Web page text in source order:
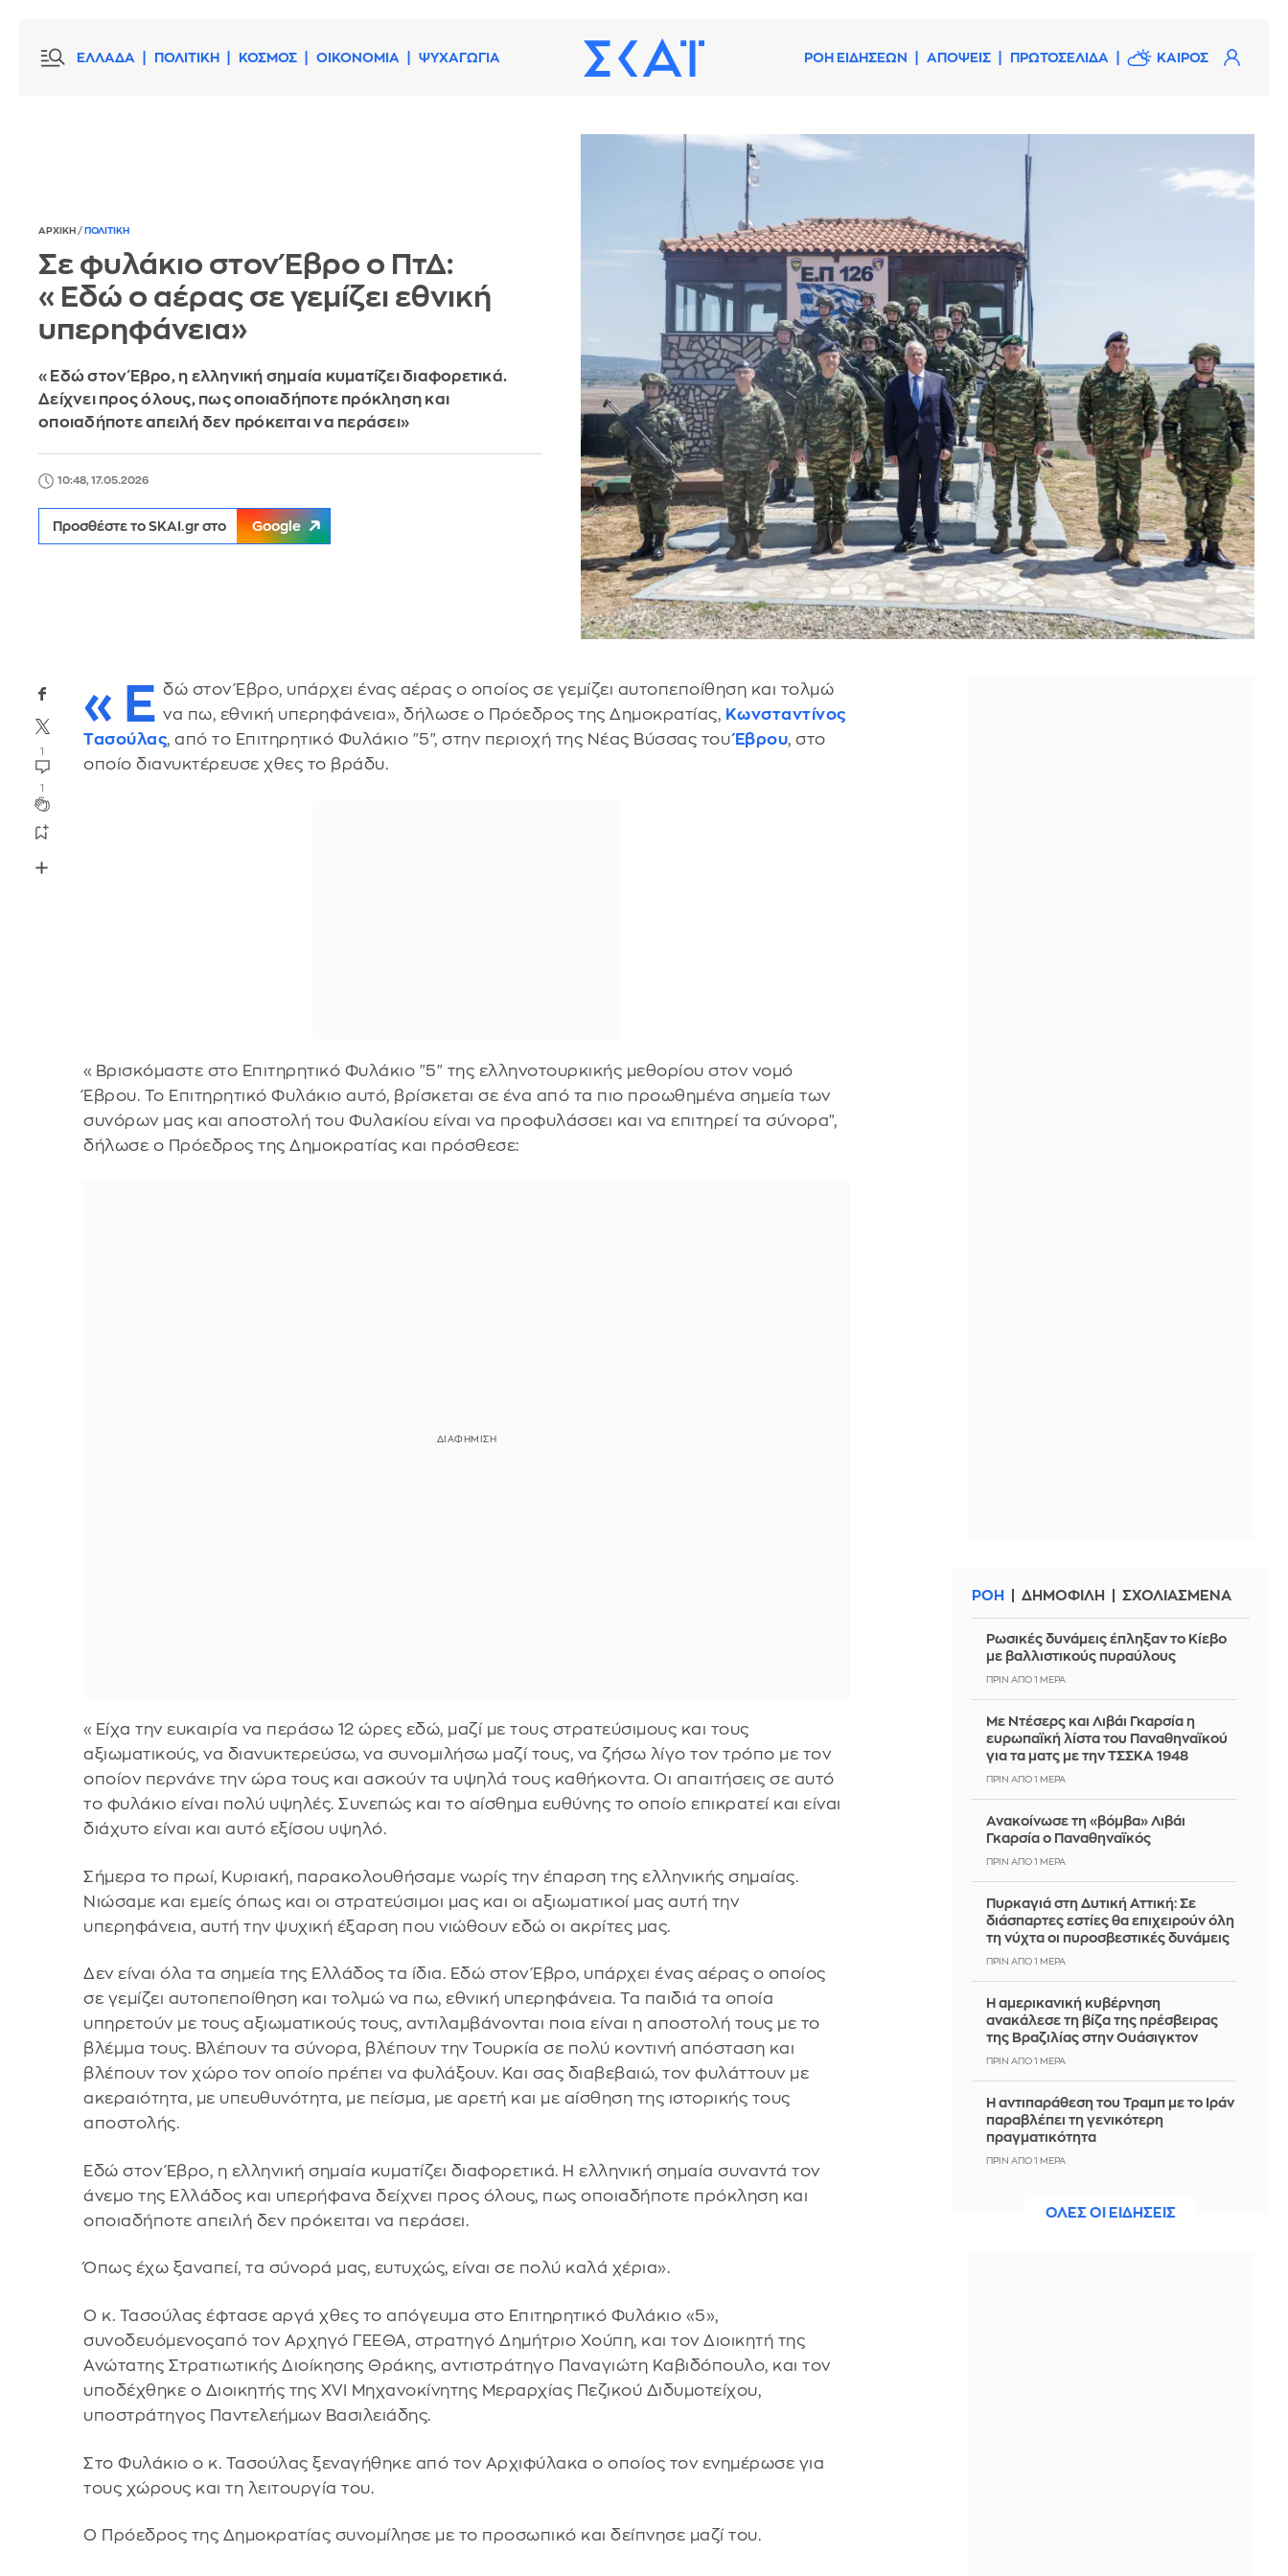
ΕΛΛΑΔΑ ΠΟΛΙΤΙΚΗ ΚΟΣΜΟΣ ΟΙΚΟΝΟΜΙΑ ΨΥΧΑΓΩΓΙΑ ΡΟΗ ΕΙΔΗΣΕΩΝ ΑΠΟΨΕΙΣ ΠΡΩΤΟΣΕΛΙΔΑ ΚΑΙΡΟΣ
ΑΡΧΙΚΗ / ΠΟΛΙΤΙΚΗ
Σε φυλάκιο στον Έβρο ο ΠτΔ:
«Εδώ ο αέρας σε γεμίζει εθνική
υπερηφάνεια»
«Εδώ στον Έβρο, η ελληνική σημαία κυματίζει διαφορετικά.
Δείχνει προς όλους, πως οποιαδήποτε πρόκληση και
οποιαδήποτε απειλή δεν πρόκειται να περάσει»
10:48, 17.05.2026
Προσθέστε το SKAI.gr στο Google
1
1
«Ε δώ στον Έβρο, υπάρχει ένας αέρας ο οποίος σε γεμίζει αυτοπεποίθηση και τολμώ
να πω, εθνική υπερηφάνεια», δήλωσε ο Πρόεδρος της Δημοκρατίας, Κωνσταντίνος
Τασούλας, από το Επιτηρητικό Φυλάκιο "5", στην περιοχή της Νέας Βύσσας τουΈβρου, στο
οποίο διανυκτέρευσε χθες το βράδυ.
«Βρισκόμαστε στο Επιτηρητικό Φυλάκιο "5" της ελληνοτουρκικής μεθορίου στον νομό
Έβρου. Το Επιτηρητικό Φυλάκιο αυτό, βρίσκεται σε ένα από τα πιο προωθημένα σημεία των
συνόρων μας και αποστολή του Φυλακίου είναι να προφυλάσσει και να επιτηρεί τα σύνορα",
δήλωσε ο Πρόεδρος της Δημοκρατίας και πρόσθεσε:
«Είχα την ευκαιρία να περάσω 12 ώρες εδώ, μαζί με τους στρατεύσιμους και τους
αξιωματικούς, να διανυκτερεύσω, να συνομιλήσω μαζί τους, να ζήσω λίγο τον τρόπο με τον
οποίον περνάνε την ώρα τους και ασκούν τα υψηλά τους καθήκοντα. Οι απαιτήσεις σε αυτό
το φυλάκιο είναι πολύ υψηλές. Συνεπώς και το αίσθημα ευθύνης το οποίο επικρατεί και είναι
διάχυτο είναι και αυτό εξίσου υψηλό.
Σήμερα το πρωί, Κυριακή, παρακολουθήσαμε νωρίς την έπαρση της ελληνικής σημαίας.
Νιώσαμε και εμείς όπως και οι στρατεύσιμοι μας και οι αξιωματικοί μας αυτή την
υπερηφάνεια, αυτή την ψυχική έξαρση που νιώθουν εδώ οι ακρίτες μας.
Δεν είναι όλα τα σημεία της Ελλάδος τα ίδια. Εδώ στον Έβρο, υπάρχει ένας αέρας ο οποίος
σε γεμίζει αυτοπεποίθηση και τολμώ να πω, εθνική υπερηφάνεια. Τα παιδιά τα οποία
υπηρετούν με τους αξιωματικούς τους, αντιλαμβάνονται ποια είναι η αποστολή τους με το
βλέμμα τους. Βλέπουν τα σύνορα, βλέπουν την Τουρκία σε πολύ κοντινή απόσταση και
βλέπουν τον χώρο τον οποίο πρέπει να φυλάξουν. Και σας διαβεβαιώ, τον φυλάττουν με
ακεραιότητα, με υπευθυνότητα, με πείσμα, με αρετή και με αίσθηση της ιστορικής τους
αποστολής.
Εδώ στον Έβρο, η ελληνική σημαία κυματίζει διαφορετικά. Η ελληνική σημαία συναντά τον
άνεμο της Ελλάδος και υπερήφανα δείχνει προς όλους, πως οποιαδήποτε πρόκληση και
οποιαδήποτε απειλή δεν πρόκειται να περάσει.
Όπως έχω ξαναπεί, τα σύνορά μας, ευτυχώς, είναι σε πολύ καλά χέρια».
Ο κ. Τασούλας έφτασε αργά χθες το απόγευμα στο Επιτηρητικό Φυλάκιο «5»,
συνοδευόμενοςαπό τον Αρχηγό ΓΕΕΘΑ, στρατηγό Δημήτριο Χούπη, και τον Διοικητή της
Ανώτατης Στρατιωτικής Διοίκησης Θράκης, αντιστράτηγο Παναγιώτη Καβιδόπουλο, και τον
υποδέχθηκε ο Διοικητής της XVI Μηχανοκίνητης Μεραρχίας Πεζικού Διδυμοτείχου,
υποστράτηγος Παντελεήμων Βασιλειάδης.
Στο Φυλάκιο ο κ. Τασούλας ξεναγήθηκε από τον Αρχιφύλακα ο οποίος τον ενημέρωσε για
τους χώρους και τη λειτουργία του.
Ο Πρόεδρος της Δημοκρατίας συνομίλησε με το προσωπικό και δείπνησε μαζί του.
ΡΟΗ ΔΗΜΟΦΙΛΗ ΣΧΟΛΙΑΣΜΕΝΑ
Ρωσικές δυνάμεις έπληξαν το Κίεβο
με βαλλιστικούς πυραύλους
ΠΡΙΝ ΑΠΌ 1 ΜΈΡΑ
Με Ντέσερς και Λιβάι Γκαρσία η
ευρωπαϊκή λίστα του Παναθηναϊκού
για τα ματς με την ΤΣΣΚΑ 1948
ΠΡΙΝ ΑΠΌ 1 ΜΈΡΑ
Ανακοίνωσε τη «βόμβα» Λιβάι
Γκαρσία ο Παναθηναϊκός
ΠΡΙΝ ΑΠΌ 1 ΜΈΡΑ
Πυρκαγιά στη Δυτική Αττική: Σε
διάσπαρτες εστίες θα επιχειρούν όλη
τη νύχτα οι πυροσβεστικές δυνάμεις
ΠΡΙΝ ΑΠΌ 1 ΜΈΡΑ
Η αμερικανική κυβέρνηση
ανακάλεσε τη βίζα της πρέσβειρας
της Βραζιλίας στην Ουάσιγκτον
ΠΡΙΝ ΑΠΌ 1 ΜΈΡΑ
Η αντιπαράθεση του Τραμπ με το Ιράν
παραβλέπει τη γενικότερη
πραγματικότητα
ΠΡΙΝ ΑΠΌ 1 ΜΈΡΑ
καλωδίου ηλεκτροδότησης προήλθε
ΟΛΕΣ ΟΙ ΕΙΔΗΣΕΙΣ